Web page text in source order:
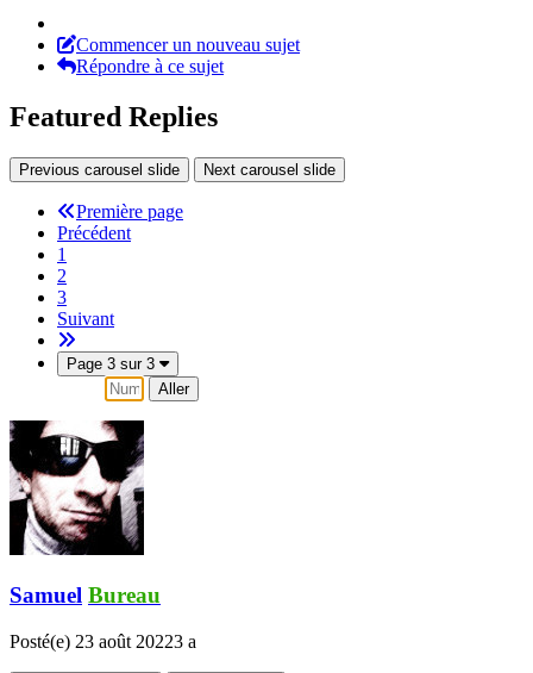
Commencer un nouveau sujet
Répondre à ce sujet
Featured Replies
Previous carousel slide Next carousel slide
Première page
Précédent
1
2
3
Suivant
Page 3 sur 3
Aller
Samuel Bureau
Posté(e) 23 août 20223 a